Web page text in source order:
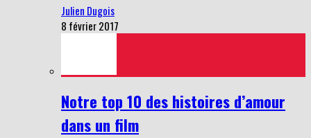
Julien Dugois
8 février 2017
Notre top 10 des histoires d’amour
dans un film